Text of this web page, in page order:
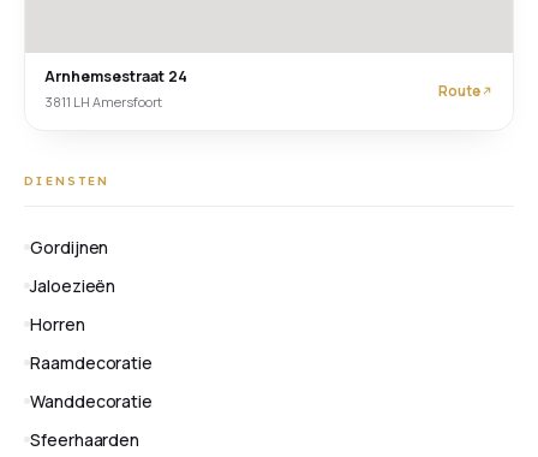
Arnhemsestraat 24
3811 LH Amersfoort
Route
DIENSTEN
Gordijnen
Jaloezieën
Horren
Raamdecoratie
Wanddecoratie
Sfeerhaarden